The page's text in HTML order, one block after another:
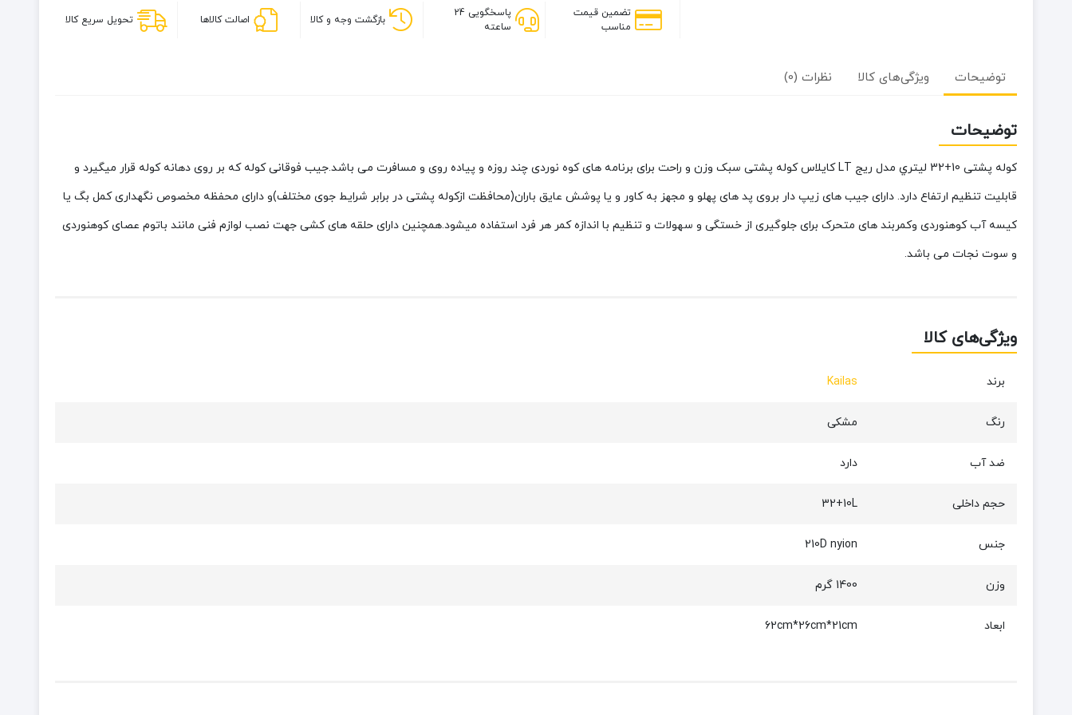
LT
تضمین قیمت
مناسب
پاسخگویی 24
ساعته
بازگشت وجه و کالا اصالت کالاها تحویل سریع کالا
توضیحات ویژگی‌های کالا نظرات (0)
توضیحات
کوله پشتی 10+32 لیتري مدل ریج LT کایلاس کوله پشتی سبک وزن و راحت برای برنامه های کوه نوردی چند روزه و پیاده روی و مسافرت می باشد.جیب فوقانی کوله که بر روی دهانه کوله قرار میگیرد و
قابلیت تنظیم ارتفاع دارد. دارای جیب های زیپ دار بروی پد های پهلو و مجهز به کاور و یا پوشش عایق باران(محافظت ازکوله پشتی در برابر شرایط جوی مختلف)و دارای محفظه مخصوص نگهداری کمل بگ یا
کیسه آب کوهنوردی وکمربند های متحرک برای جلوگیری از خستگی و سهولات و تنظیم با اندازه کمر هر فرد استفاده میشود.همچنین دارای حلقه های کشی جهت نصب لوازم فنی مانند باتوم عصای کوهنوردی
و سوت نجات می باشد.
ویژگی‌های کالا
برند Kailas
رنگ مشکی
ضد آب دارد
حجم داخلی 32+10L
جنس 210D nyion
وزن 1400 گرم
ابعاد 62cm*26cm*21cm